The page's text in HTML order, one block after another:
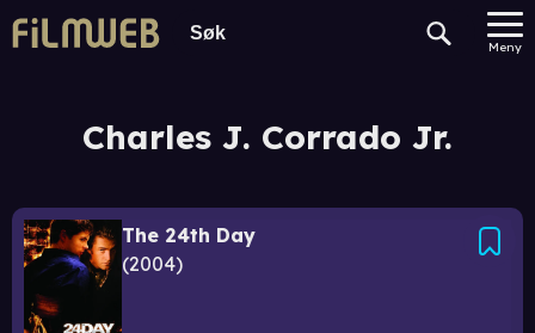
Meny
Charles J. Corrado Jr.
The 24th Day
2004